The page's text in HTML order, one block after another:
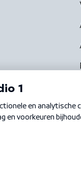
Privacybeleid